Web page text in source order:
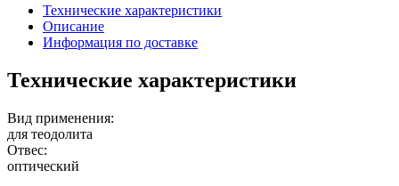
Технические характеристики
Описание
Информация по доставке
Технические характеристики
Вид применения:
для теодолита
Отвес:
оптический